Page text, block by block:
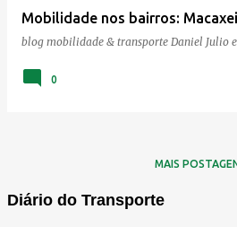
Mobilidade nos bairros:
blog mobilidade & transporte Daniel Julio
0
MAIS
Diário do Transporte